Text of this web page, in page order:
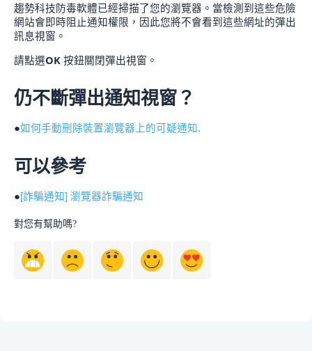
趨勢科技防毒軟體已經掃描了您的瀏覽器。當檢測到這些危險
網站會即時阻止通知權限，因此您將不會看到這些網址的彈出
訊息視窗。
請點選OK 按鈕關閉彈出視窗。
仍不斷彈出通知視窗？
●如何手動刪除裝置瀏覽器上的可疑通知.
可以參考
●[詐騙通知] 瀏覽器詐騙通知
對您有幫助嗎?